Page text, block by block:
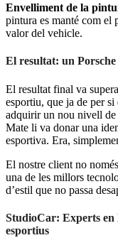
Envelliment de la
pintura es manté com el
valor del vehicle.
El resultat: un
El resultat final va
esportiu, que ja de per
adquirir un nou nivell de
Mate li va donar una
esportiva. Era,
El nostre client no
una de les millors
d’estil que no passa
StudioCar: Experts en
esportius